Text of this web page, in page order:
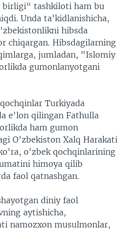
tashkiloti ham bu
Unda ta'kidlanishicha,
hibsda
chiqargan. Hibsdagilarning
jumladan, "Islomiy
gumonlanyotgani
Turkiyada
e'lon qilingan Fathulla
ham gumon
O'zbekiston Xalq Harakati
o'zbek qochqinlarining
himoya qilib
faol qatnashgan.
diniy faol
aytishicha,
namozxon musulmonlar,